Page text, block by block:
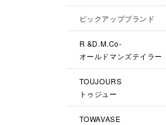
ピックアップブランド
R &D.M.Co-
オールドマンズテイラー
TOUJOURS
トゥジュー
TOWAVASE